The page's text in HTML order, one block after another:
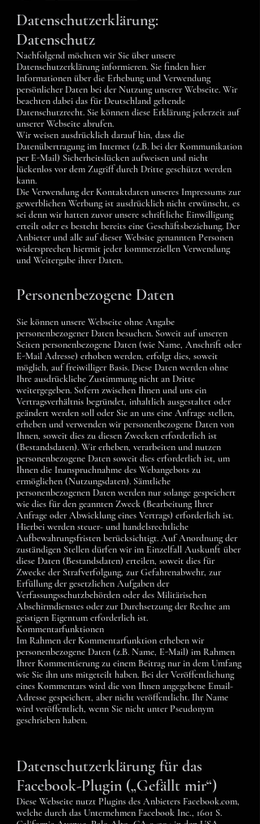
Datenschutzerklärung:
Datenschutz
Nachfolgend möchten wir Sie über unsere
Datenschutzerklärung informieren. Sie finden hier
Informationen über die Erhebung und Verwendung
persönlicher Daten bei der Nutzung unserer Webseite. Wir
beachten dabei das für Deutschland geltende
Datenschutzrecht. Sie können diese Erklärung jederzeit auf
unserer Webseite abrufen.
Wir weisen ausdrücklich darauf hin, dass die
Datenübertragung im Internet (z.B. bei der Kommunikation
per E-Mail) Sicherheitslücken aufweisen und nicht
lückenlos vor dem Zugriff durch Dritte geschützt werden
kann.
Die Verwendung der Kontaktdaten unseres Impressums zur
gewerblichen Werbung ist ausdrücklich nicht erwünscht, es
sei denn wir hatten zuvor unsere schriftliche Einwilligung
erteilt oder es besteht bereits eine Geschäftsbeziehung. Der
Anbieter und alle auf dieser Website genannten Personen
widersprechen hiermit jeder kommerziellen Verwendung
und Weitergabe ihrer Daten.
Personenbezogene Daten
Sie können unsere Webseite ohne Angabe
personenbezogener Daten besuchen. Soweit auf unseren
Seiten personenbezogene Daten (wie Name, Anschrift oder
E-Mail Adresse) erhoben werden, erfolgt dies, soweit
möglich, auf freiwilliger Basis. Diese Daten werden ohne
Ihre ausdrückliche Zustimmung nicht an Dritte
weitergegeben. Sofern zwischen Ihnen und uns ein
Vertragsverhältnis begründet, inhaltlich ausgestaltet oder
geändert werden soll oder Sie an uns eine Anfrage stellen,
erheben und verwenden wir personenbezogene Daten von
Ihnen, soweit dies zu diesen Zwecken erforderlich ist
(Bestandsdaten). Wir erheben, verarbeiten und nutzen
personenbezogene Daten soweit dies erforderlich ist, um
Ihnen die Inanspruchnahme des Webangebots zu
ermöglichen (Nutzungsdaten). Sämtliche
personenbezogenen Daten werden nur solange gespeichert
wie dies für den geannten Zweck (Bearbeitung Ihrer
Anfrage oder Abwicklung eines Vertrags) erforderlich ist.
Hierbei werden steuer- und handelsrechtliche
Aufbewahrungsfristen berücksichtigt. Auf Anordnung der
zuständigen Stellen dürfen wir im Einzelfall Auskunft über
diese Daten (Bestandsdaten) erteilen, soweit dies für
Zwecke der Strafverfolgung, zur Gefahrenabwehr, zur
Erfüllung der gesetzlichen Aufgaben der
Verfassungsschutzbehörden oder des Militärischen
Abschirmdienstes oder zur Durchsetzung der Rechte am
geistigen Eigentum erforderlich ist.
Kommentarfunktionen
Im Rahmen der Kommentarfunktion erheben wir
personenbezogene Daten (z.B. Name, E-Mail) im Rahmen
Ihrer Kommentierung zu einem Beitrag nur in dem Umfang
wie Sie ihn uns mitgeteilt haben. Bei der Veröffentlichung
eines Kommentars wird die von Ihnen angegebene Email-
Adresse gespeichert, aber nicht veröffentlicht. Ihr Name
wird veröffentlich, wenn Sie nicht unter Pseudonym
geschrieben haben.
Datenschutzerklärung für das
Facebook-Plugin („Gefällt mir“)
Diese Webseite nutzt Plugins des Anbieters Facebook.com,
welche durch das Unternehmen Facebook Inc., 1601 S.